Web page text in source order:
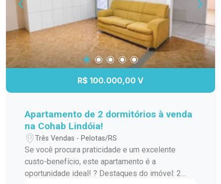
R$ 100.000,00 V
Apartamento de 2 dormitórios à venda
na Cohab Lindóia!
Três Vendas - Pelotas/RS
Se você procura praticidade e um excelente
custo-benefício, este apartamento é a
oportunidade ideal! ? Destaques do imóvel: 2